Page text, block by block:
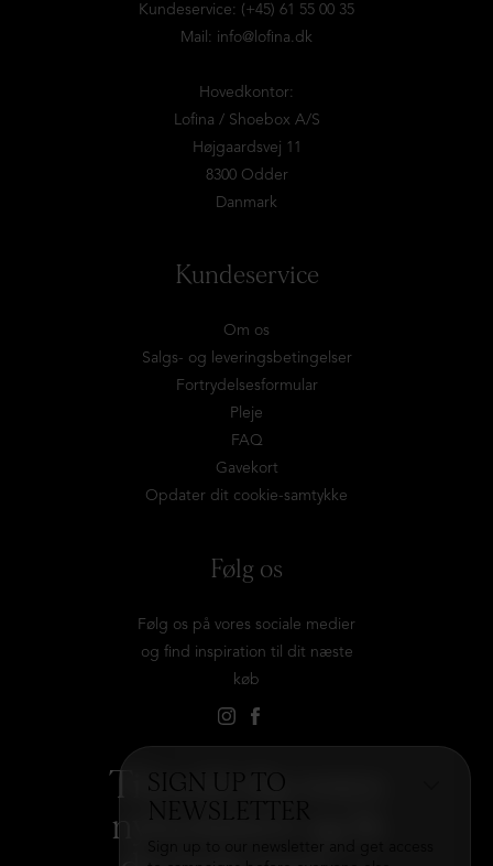
SIGN UP TO
Kundeservice: (+45) 61 55 00 35
Mail: info@lofina.dk
Hovedkontor:
Lofina / Shoebox A/S
Højgaardsvej 11
8300 Odder
Danmark
Kundeservice
Om os
Salgs- og leveringsbetingelser
Fortrydelsesformular
Pleje
FAQ
Gavekort
Opdater dit cookie-samtykke
Følg os
Følg os på vores sociale medier
og find inspiration til dit næste
køb
Tilmeld dig vores
nyhedsbrev og få